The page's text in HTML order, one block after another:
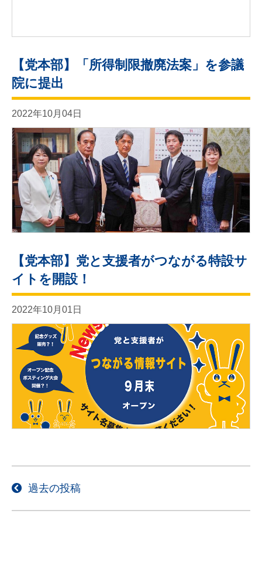
【党本部】「所得制限撤廃法案」を参議
院に提出
2022年10月04日
【党本部】党と支援者がつながる特設サ
イトを開設！
2022年10月01日
投
稿
過去の投稿